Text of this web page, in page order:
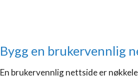
Bygg en brukervennlig
En brukervennlig nettside er